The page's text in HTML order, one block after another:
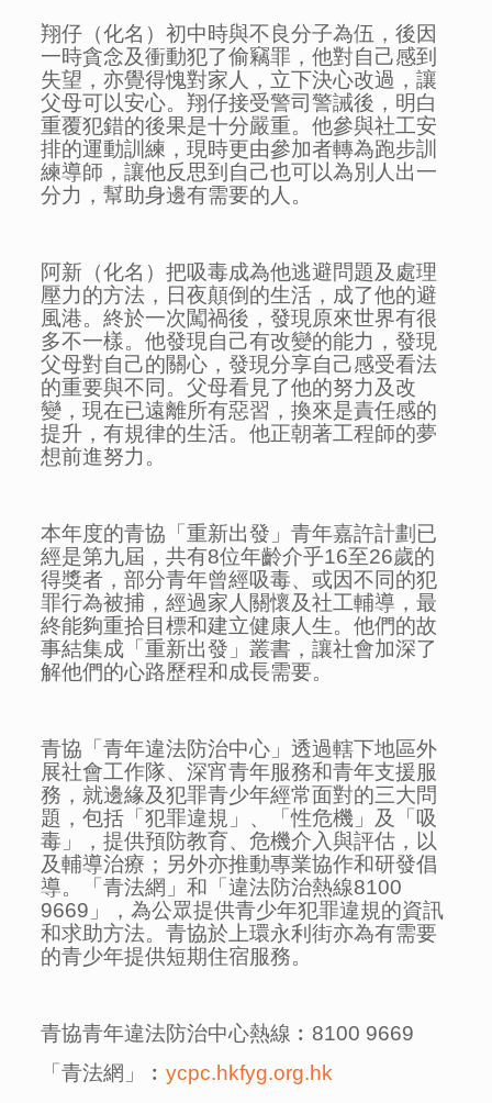
翔仔（化名）初中時與不良分子為伍，後因
一時貪念及衝動犯了偷竊罪，他對自己感到
失望，亦覺得愧對家人，立下決心改過，讓
父母可以安心。翔仔接受警司警誡後，明白
重覆犯錯的後果是十分嚴重。他參與社工安
排的運動訓練，現時更由參加者轉為跑步訓
練導師，讓他反思到自己也可以為別人出一
分力，幫助身邊有需要的人。
阿新（化名）把吸毒成為他逃避問題及處理
壓力的方法，日夜顛倒的生活，成了他的避
風港。終於一次闖禍後，發現原來世界有很
多不一樣。他發現自己有改變的能力，發現
父母對自己的關心，發現分享自己感受看法
的重要與不同。父母看見了他的努力及改
變，現在已遠離所有惡習，換來是責任感的
提升，有規律的生活。他正朝著工程師的夢
想前進努力。
本年度的青協「重新出發」青年嘉許計劃已
經是第九屆，共有8位年齡介乎16至26歲的
得獎者，部分青年曾經吸毒、或因不同的犯
罪行為被捕，經過家人關懷及社工輔導，最
終能夠重拾目標和建立健康人生。他們的故
事結集成「重新出發」叢書，讓社會加深了
解他們的心路歷程和成長需要。
青協「青年違法防治中心」透過轄下地區外
展社會工作隊、深宵青年服務和青年支援服
務，就邊緣及犯罪青少年經常面對的三大問
題，包括「犯罪違規」、「性危機」及「吸
毒」，提供預防教育、危機介入與評估，以
及輔導治療；另外亦推動專業協作和研發倡
導。「青法網」和「違法防治熱線8100
9669」，為公眾提供青少年犯罪違規的資訊
和求助方法。青協於上環永利街亦為有需要
的青少年提供短期住宿服務。
青協青年違法防治中心熱線︰8100 9669
「青法網」︰ycpc.hkfyg.org.hk